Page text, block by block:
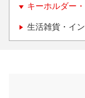
キーホルダー
生活雑貨・イ